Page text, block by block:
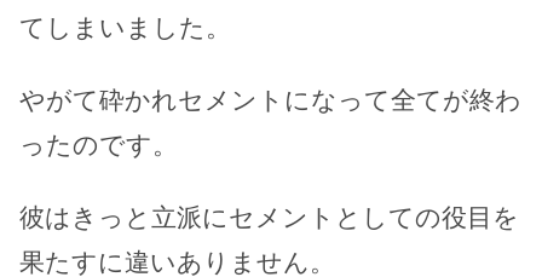
てしまいました。
やがて砕かれセメントになって全てが終わ
ったのです。
彼はきっと立派にセメントとしての役目を
果たすに違いありません。